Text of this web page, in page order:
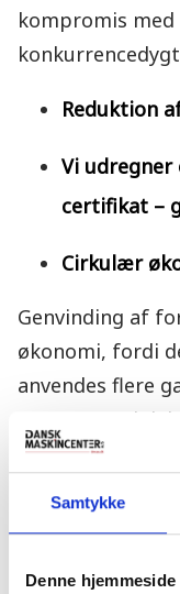
Samtykke
Denne
kompromis
Reduktion
Vi udregner
certifikat –
Cirkulær
Genvinding af
økonomi, fordi
anvendes flere
er en central